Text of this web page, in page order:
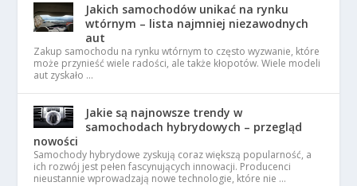
Jakich samochodów unikać na rynku
wtórnym – lista najmniej niezawodnych
aut
Zakup samochodu na rynku wtórnym to często wyzwanie, które
może przynieść wiele radości, ale także kłopotów. Wiele modeli
aut zyskało …
Jakie są najnowsze trendy w
samochodach hybrydowych – przegląd
nowości
Samochody hybrydowe zyskują coraz większą popularność, a
ich rozwój jest pełen fascynujących innowacji. Producenci
nieustannie wprowadzają nowe technologie, które nie …